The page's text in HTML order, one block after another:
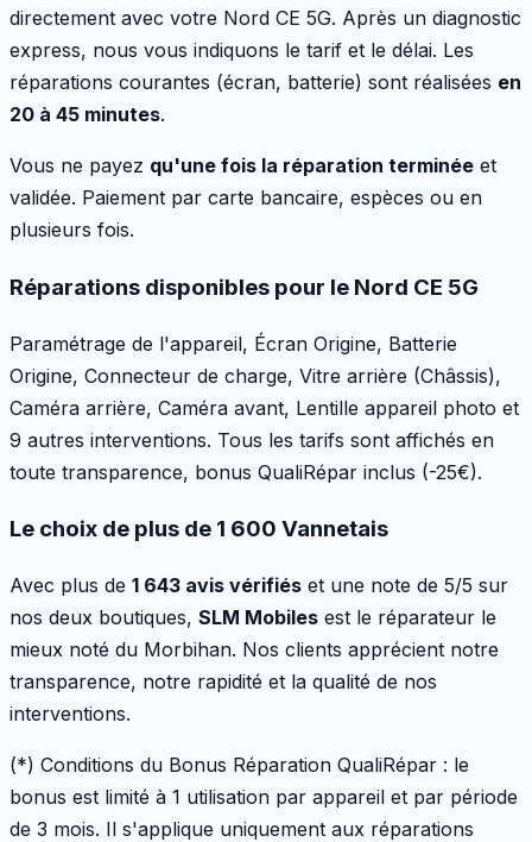
directement avec votre Nord CE 5G. Après un diagnostic
express, nous vous indiquons le tarif et le délai. Les
réparations courantes (écran, batterie) sont réalisées en
20 à 45 minutes.
Vous ne payez qu'une fois la réparation terminée et
validée. Paiement par carte bancaire, espèces ou en
plusieurs fois.
Réparations disponibles pour le Nord CE 5G
Paramétrage de l'appareil, Écran Origine, Batterie
Origine, Connecteur de charge, Vitre arrière (Châssis),
Caméra arrière, Caméra avant, Lentille appareil photo et
9 autres interventions. Tous les tarifs sont affichés en
toute transparence, bonus QualiRépar inclus (-25€).
Le choix de plus de 1 600 Vannetais
Avec plus de 1 643 avis vérifiés et une note de 5/5 sur
nos deux boutiques, SLM Mobiles est le réparateur le
mieux noté du Morbihan. Nos clients apprécient notre
transparence, notre rapidité et la qualité de nos
interventions.
(*) Conditions du Bonus Réparation QualiRépar : le
bonus est limité à 1 utilisation par appareil et par période
de 3 mois. Il s'applique uniquement aux réparations